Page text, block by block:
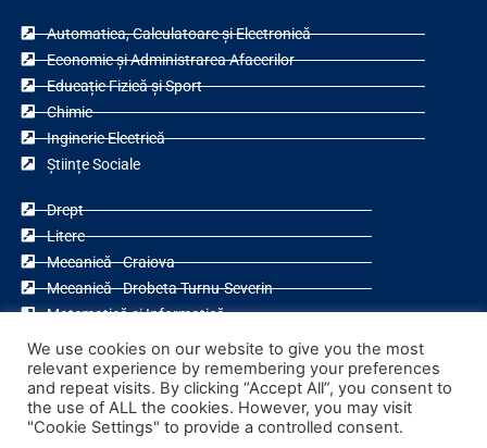
Automatica, Calculatoare și Electronică
Economie și Administrarea Afacerilor
Educație Fizică și Sport
Chimie
Inginerie Electrică
Științe Sociale
Drept
Litere
Mecanică - Craiova
Mecanică - Drobeta Turnu-Severin
Matematică și Informatică
Teologie Ortodoxă
F
Y
We use cookies on our website to give you the most
relevant experience by remembering your preferences
and repeat visits. By clicking “Accept All”, you consent to
the use of ALL the cookies. However, you may visit
"Cookie Settings" to provide a controlled consent.